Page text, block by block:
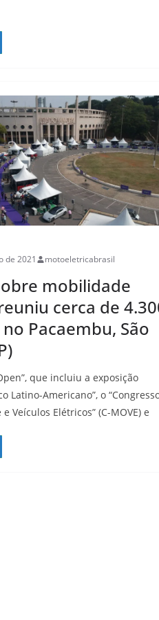
de 2021 motoeletricabrasil
mobilidade
cerca de
Pacaembu, São
que incluiu a exposição
Latino-Americano”, o
Veículos Elétricos” (C-MOVE) e